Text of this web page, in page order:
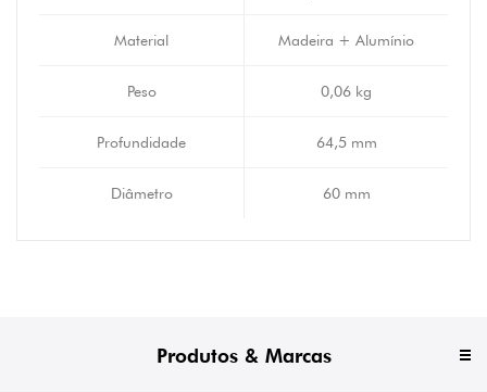
Material Madeira + Alumínio
Peso 0,06 kg
Profundidade 64,5 mm
Diâmetro 60 mm
Produtos & Marcas